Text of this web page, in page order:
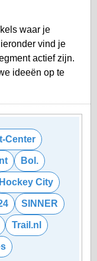
waar je
vind je
actief zijn.
ideeën op te
Center
Bol.
Hockey City
SINNER
Trail.nl